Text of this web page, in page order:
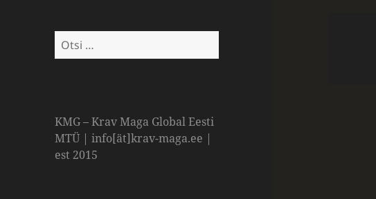
Otsi:
KMG – Krav Maga Global Eesti
MTÜ | info[ät]krav-maga.ee |
est 2015